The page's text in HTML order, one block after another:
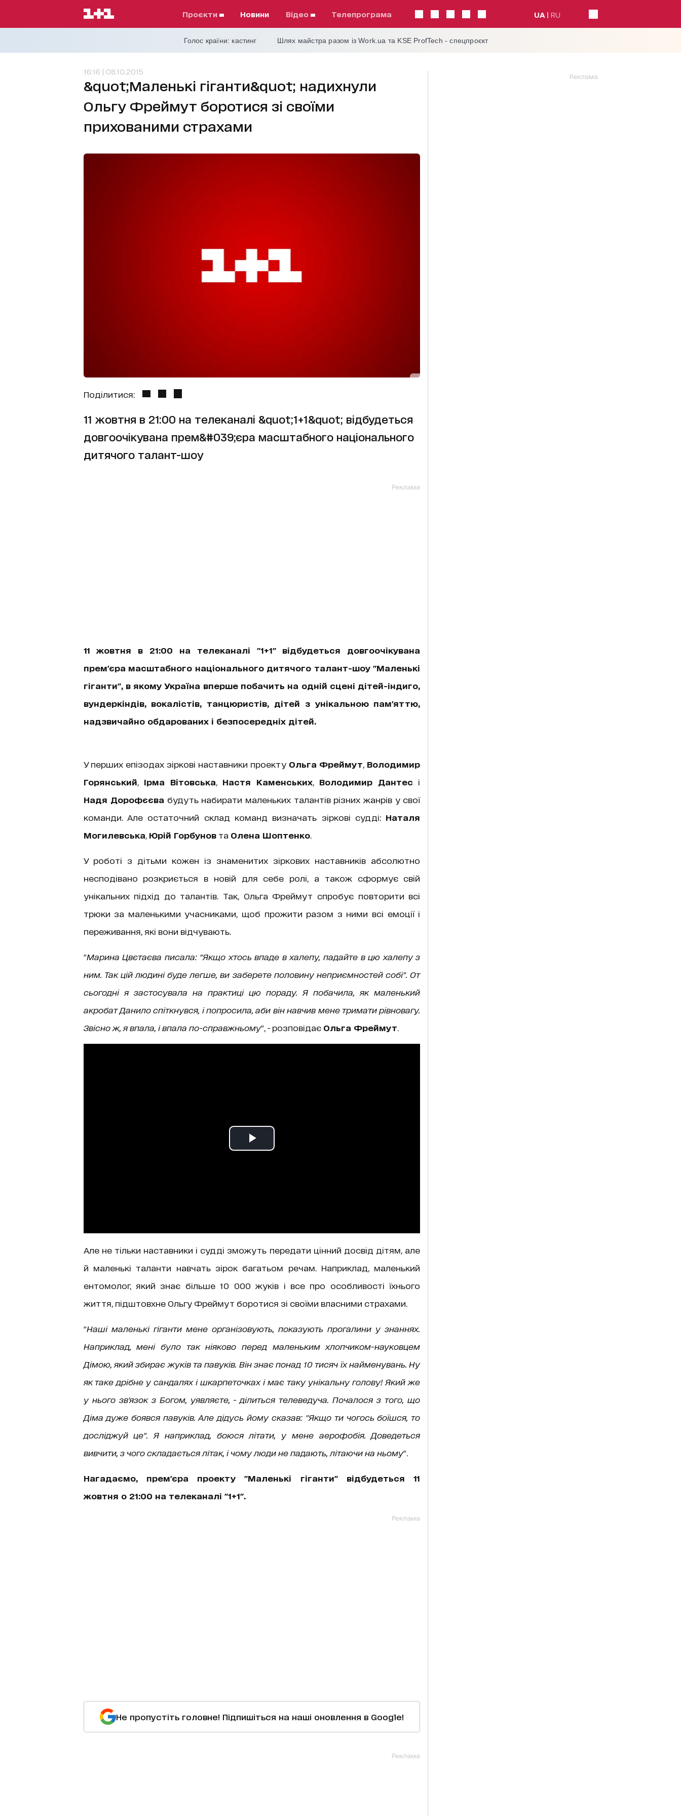
проєкти Новини відео телепрограма UA RU
Голос країни: кастинг Шлях майстра разом із Work.ua та KSE ProfTech - спецпроєкт
16:16 | 08.10.2015
&quot;Маленькі гіганти&quot; надихнули
Ольгу Фреймут боротися зі своїми
прихованими страхами
Поділитися:
11 жовтня в 21:00 на телеканалі &quot;1+1&quot; відбудеться
довгоочікувана прем&#039;єра масштабного національного
дитячого талант-шоу
Реклама
11 жовтня в 21:00 на телеканалі "1+1" відбудеться довгоочікувана
прем'єра масштабного національного дитячого талант-шоу "Маленькі
гіганти", в якому Україна вперше побачить на одній сцені дітей-індиго,
вундеркіндів, вокалістів, танцюристів, дітей з унікальною пам'яттю,
надзвичайно обдарованих і безпосередніх дітей.
У перших епізодах зіркові наставники проекту Ольга Фреймут Володимир
Горянський
Ірма Вітовська Настя Каменських Володимир Дантес і
Надя Дорофєєва будуть набирати маленьких талантів різних жанрів у свої
команди. Але остаточний склад команд визначать зіркові судді: Наталя
Могилевська Юрій Горбуновта Олена Шоптенко.
У роботі з дітьми кожен із знаменитих зіркових наставників абсолютно
несподівано розкриється в новій для себе ролі, а також сформує свій
унікальних підхід до талантів. Так, Ольга Фреймут спробує повторити всі
трюки за маленькими учасниками, щоб прожити разом з ними всі емоції і
переживання, які вони відчувають.
"Марина Цвєтаєва писала: "Якщо хтось впаде в халепу, падайте в цю халепу з
ним. Так цій людині буде легше, ви заберете половину неприємностей собі". От
сьогодні я застосувала на практиці цю пораду. Я побачила, як маленький
акробат Данило спіткнувся, і попросила, аби він навчив мене тримати рівновагу.
Звісно ж, я впала, і впала по-справжньому", - розповідає Ольга Фреймут
Але не тільки наставники і судді зможуть передати цінний досвід дітям, але
й маленькі таланти навчать зірок багатьом речам. Наприклад, маленький
ентомолог, який знає більше 10 000 жуків і все про особливості їхнього
життя, підштовхне Ольгу Фреймут боротися зі своїми власними страхами.
"Наші маленькі гіганти мене організовують, показують прогалини у знаннях.
Наприклад, мені було так ніяково перед маленьким хлопчиком-науковцем
Дімою, який збирає жуків та павуків. Він знає понад 10 тисяч їх найменувань. Ну
як таке дрібне у сандалях і шкарпеточках і має таку унікальну голову! Який же
у нього зв'язок з Богом, уявляєте, - ділиться телеведуча. Почалося з того, що
Діма дуже боявся павуків. Але дідусь йому сказав: "Якщо ти чогось боїшся, то
досліджуй це". Я наприклад, боюся літати, у мене аерофобія. Доведеться
вивчити, з чого складається літак, і чому люди не падають, літаючи на ньому".
Нагадаємо, прем'єра проекту "Маленькі гіганти" відбудеться 11
жовтня о 21:00 на телеканалі "1+1".
Реклама
Не пропустіть головне! Підпишіться на наші оновлення в Google!
Реклама
Реклама